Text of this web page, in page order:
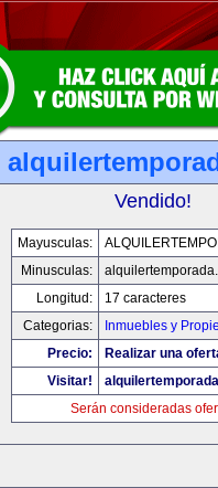
Vendido!
Mayusculas:
Minusculas:
Longitud:
17 caracteres
Categorias:
Inmuebles y
Precio:
Realizar una
Visitar!
Serán consideradas